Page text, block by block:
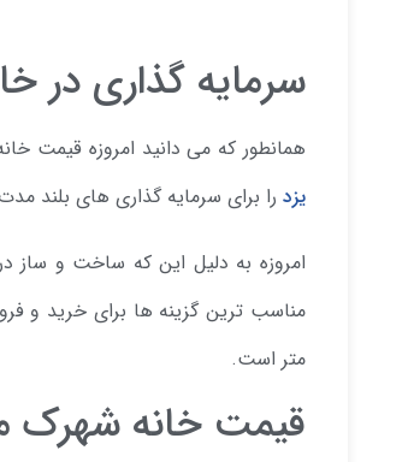
سرمایه گذاری در
همانطور که می دانید امروزه قیمت
یزد را برای سرمایه گذاری های بلند
امروزه به دلیل این که ساخت و ساز
متر است.
قیمت خانه شهرک